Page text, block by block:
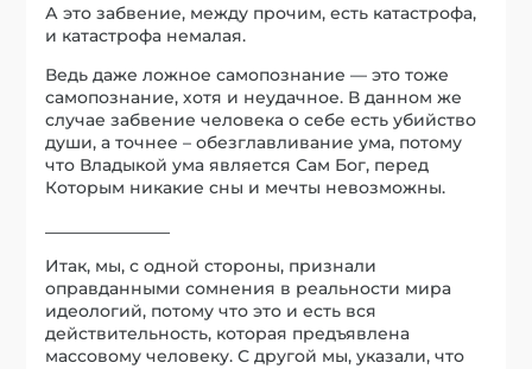
А это забвение, между прочим, есть катастрофа,
и катастрофа немалая.
Ведь даже ложное самопознание — это тоже
самопознание, хотя и неудачное. В данном же
случае забвение человека о себе есть убийство
души, а точнее – обезглавливание ума, потому
что Владыкой ума является Сам Бог, перед
Которым никакие сны и мечты невозможны.
Итак, мы, с одной стороны, признали
оправданными сомнения в реальности мира
идеологий, потому что это и есть вся
действительность, которая предъявлена
массовому человеку. С другой мы, указали, что